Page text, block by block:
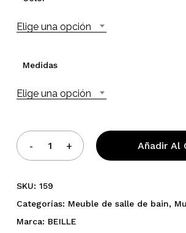
Elige una opción
Medidas
Elige una opción
Añadir Al
SKU: 159
Categorías: Meuble de salle de bain,
Marca: BEILLE